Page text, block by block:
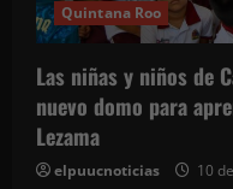
Quintana Roo
Las niñas y niños de
nuevo domo para
Lezama
elpuucnoticias 10